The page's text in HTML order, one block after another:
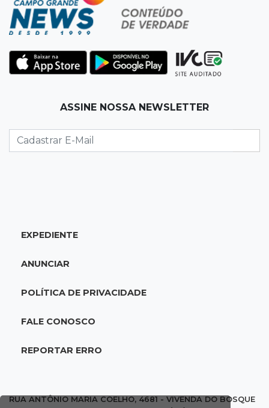
frente da filha é condenado
Rodamos 1.000 km com o Basalt; veja onde
ele mais surpreendeu
Luto na arquitetura
arquiteto dos projetos fora do comum
14:47"Acrodermo"
pesquisa da UFMS premiada no Paìs
14:38Liberadas
Justiça suspende punições do MEC a cursos de
que matou 4 pessoas ligadas a MS
ASSINE NOSSA NEWSLETTER
EXPEDIENTE
ANUNCIAR
POLÍTICA DE PRIVACIDADE
FALE CONOSCO
REPORTAR ERRO
RUA ANTÔNIO MARIA COELHO, 4681 - VIVENDA DO BOSQUE